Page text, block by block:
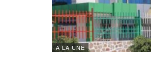
A LA UNE